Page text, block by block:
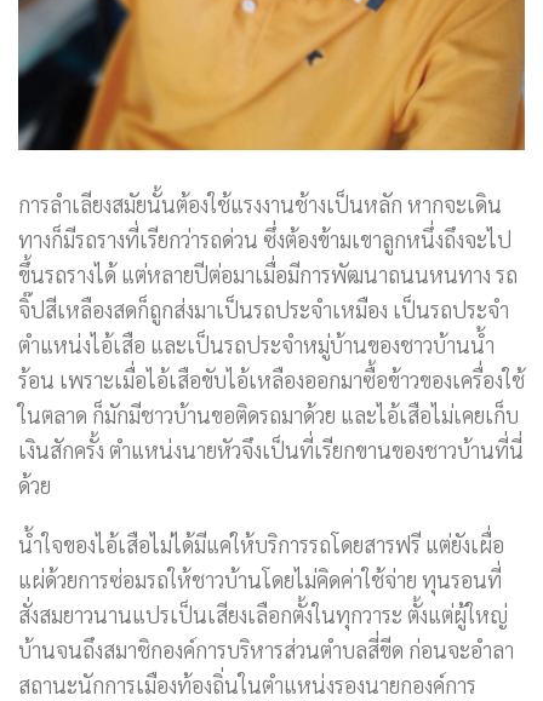
การลำเลียงสมัยนั้นต้องใช้แรงงานช้างเป็นหลัก หากจะเดิน
ทางก็มีรถรางที่เรียกว่ารถด่วน ซึ่งต้องข้ามเขาลูกหนึ่งถึงจะไป
ขึ้นรถรางได้ แต่หลายปีต่อมาเมื่อมีการพัฒนาถนนหนทาง รถ
จิ๊ปสีเหลืองสดก็ถูกส่งมาเป็นรถประจำเหมือง เป็นรถประจำ
ตำแหน่งไอ้เสือ และเป็นรถประจำหมู่บ้านของชาวบ้านน้ำ
ร้อน เพราะเมื่อไอ้เสือขับไอ้เหลืองออกมาซื้อข้าวของเครื่องใช้
ในตลาด ก็มักมีชาวบ้านขอติดรถมาด้วย และไอ้เสือไม่เคยเก็บ
เงินสักครั้ง ตำแหน่งนายหัวจึงเป็นที่เรียกขานของชาวบ้านที่นี่
ด้วย
น้ำใจของไอ้เสือไม่ได้มีแค่ให้บริการรถโดยสารฟรี แต่ยังเผื่อ
แผ่ด้วยการซ่อมรถให้ชาวบ้านโดยไม่คิดค่าใช้จ่าย ทุนรอนที่
สั่งสมยาวนานแปรเป็นเสียงเลือกตั้งในทุกวาระ ตั้งแต่ผู้ใหญ่
บ้านจนถึงสมาชิกองค์การบริหารส่วนตำบลสี่ขีด ก่อนจะอำลา
สถานะนักการเมืองท้องถิ่นในตำแหน่งรองนายกองค์การ